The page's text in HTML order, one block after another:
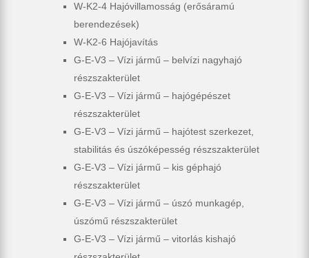
W-K2-4 Hajóvillamosság (erősáramú
berendezések)
W-K2-6 Hajójavítás
G-E-V3 – Vízi jármű – belvízi nagyhajó
részszakterület
G-E-V3 – Vízi jármű – hajógépészet
részszakterület
G-E-V3 – Vízi jármű – hajótest szerkezet,
stabilitás és úszóképesség részszakterület
G-E-V3 – Vízi jármű – kis géphajó
részszakterület
G-E-V3 – Vízi jármű – úszó munkagép,
úszómű részszakterület
G-E-V3 – Vízi jármű – vitorlás kishajó